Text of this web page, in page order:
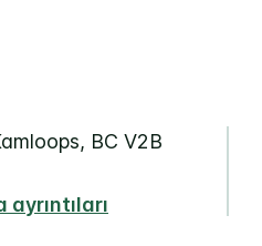
, BC V2B